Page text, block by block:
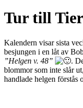
Tur till
Kalendern visar sista
besjungen i en låt av
”Helgen v. 48”
.
blommor som inte slår
handlade helgen förstås